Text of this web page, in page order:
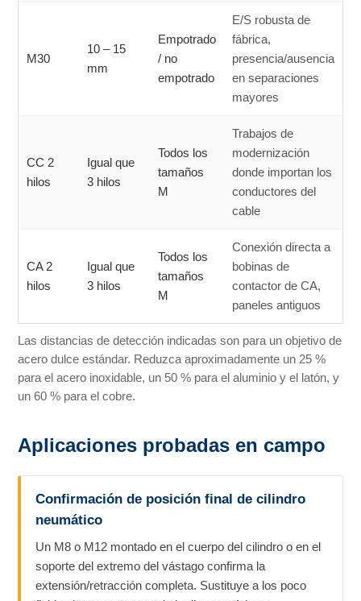
M30
10 – 15
mm
Empotrado
/ no
empotrado
E/S robusta de
fábrica,
presencia/ausencia
en separaciones
mayores
CC 2
hilos
Igual que
3 hilos
Todos los
tamaños
M
Trabajos de
modernización
donde importan los
conductores del
cable
CA 2
hilos
Igual que
3 hilos
Todos los
tamaños
M
Conexión directa a
bobinas de
contactor de CA,
paneles antiguos
Las distancias de detección indicadas son para un objetivo de
acero dulce estándar. Reduzca aproximadamente un 25 %
para el acero inoxidable, un 50 % para el aluminio y el latón, y
un 60 % para el cobre.
Aplicaciones probadas en campo
Confirmación de posición final de cilindro
neumático
Un M8 o M12 montado en el cuerpo del cilindro o en el
soporte del extremo del vástago confirma la
extensión/retracción completa. Sustituye a los poco